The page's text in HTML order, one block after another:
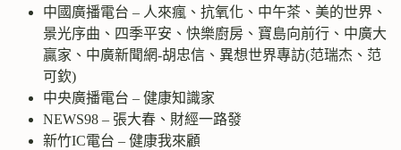
中國廣播電台 – 人來瘋、抗氧化、中午茶、美的世界、
景光序曲、四季平安、快樂廚房、寶島向前行、中廣大
贏家、中廣新聞網-胡忠信、異想世界專訪(范瑞杰、范
可欽)
中央廣播電台 – 健康知識家
NEWS98 – 張大春、財經一路發
新竹IC電台 – 健康我來顧